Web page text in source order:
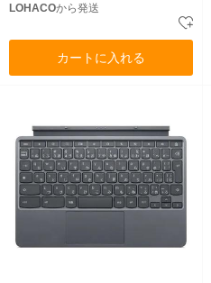
LOHACOから発送
カートに入れる